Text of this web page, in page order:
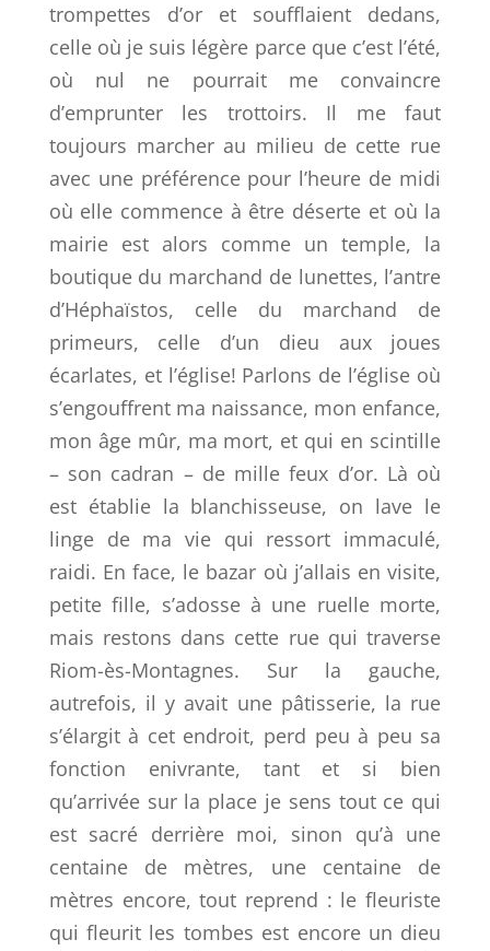
trompettes d’or et soufflaient dedans,
celle où je suis légère parce que c’est l’été,
où nul ne pourrait me convaincre
d’emprunter les trottoirs. Il me faut
toujours marcher au milieu de cette rue
avec une préférence pour l’heure de midi
où elle commence à être déserte et où la
mairie est alors comme un temple, la
boutique du marchand de lunettes, l’antre
d’Héphaïstos, celle du marchand de
primeurs, celle d’un dieu aux joues
écarlates, et l’église! Parlons de l’église où
s’engouffrent ma naissance, mon enfance,
mon âge mûr, ma mort, et qui en scintille
– son cadran – de mille feux d’or. Là où
est établie la blanchisseuse, on lave le
linge de ma vie qui ressort immaculé,
raidi. En face, le bazar où j’allais en visite,
petite fille, s’adosse à une ruelle morte,
mais restons dans cette rue qui traverse
Riom-ès-Montagnes. Sur la gauche,
autrefois, il y avait une pâtisserie, la rue
s’élargit à cet endroit, perd peu à peu sa
fonction enivrante, tant et si bien
qu’arrivée sur la place je sens tout ce qui
est sacré derrière moi, sinon qu’à une
centaine de mètres, une centaine de
mètres encore, tout reprend : le fleuriste
qui fleurit les tombes est encore un dieu